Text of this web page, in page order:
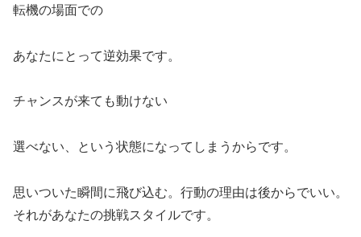
転機の場面での
あなたにとって逆効果です。
チャンスが来ても動けない
選べない、という状態になってしまうからです。
思いついた瞬間に飛び込む。行動の理由は後からでいい。
それがあなたの挑戦スタイルです。